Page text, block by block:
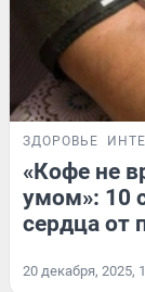
ЗДОРОВЬЕ
«Кофе не
умом»: 10
сердца от
20 декабря, 2025,